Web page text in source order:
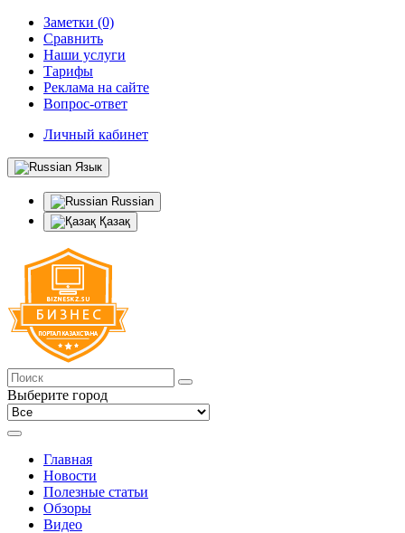
Заметки (0)
Сравнить
Наши услуги
Тарифы
Реклама на сайте
Вопрос-ответ
Личный кабинет
Язык
Russian
Қазақ
Выберите город
Главная
Новости
Полезные статьи
Обзоры
Видео